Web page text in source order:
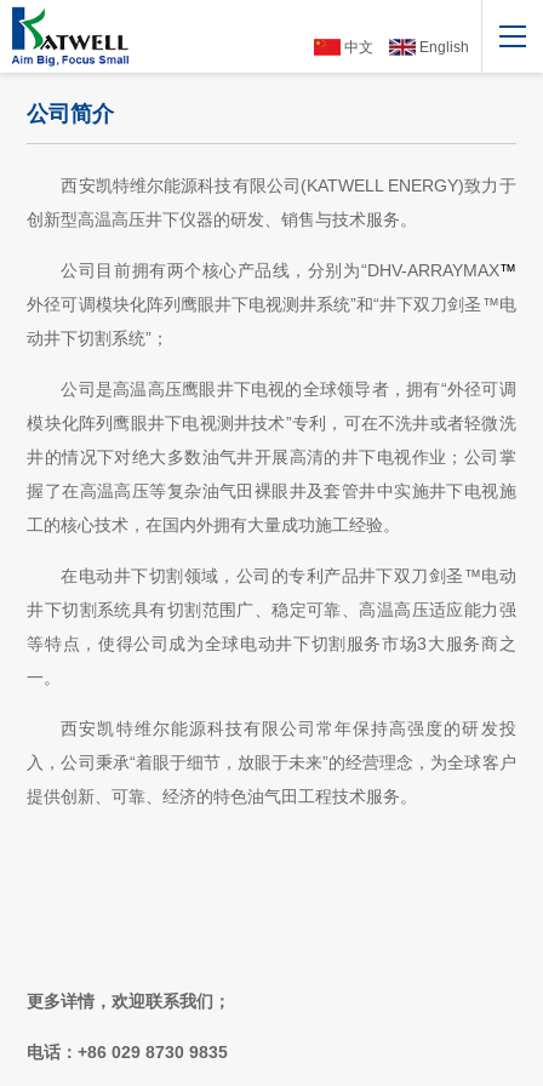
中文 English
公司简介
西安凯特维尔能源科技有限公司(KATWELL ENERGY)致力于
创新型高温高压井下仪器的研发、销售与技术服务。
公司目前拥有两个核心产品线，分别为“DHV-ARRAYMAX™
外径可调模块化阵列鹰眼井下电视测井系统”和“井下双刀剑圣™电
动井下切割系统”；
公司是高温高压鹰眼井下电视的全球领导者，拥有“外径可调
模块化阵列鹰眼井下电视测井技术”专利，可在不洗井或者轻微洗
井的情况下对绝大多数油气井开展高清的井下电视作业；公司掌
握了在高温高压等复杂油气田裸眼井及套管井中实施井下电视施
工的核心技术，在国内外拥有大量成功施工经验。
在电动井下切割领域，公司的专利产品井下双刀剑圣™电动
井下切割系统具有切割范围广、稳定可靠、高温高压适应能力强
等特点，使得公司成为全球电动井下切割服务市场3大服务商之
一。
西安凯特维尔能源科技有限公司常年保持高强度的研发投
入，公司秉承“着眼于细节，放眼于未来”的经营理念，为全球客户
提供创新、可靠、经济的特色油气田工程技术服务。
更多详情，欢迎联系我们；
电话：+86 029 8730 9835